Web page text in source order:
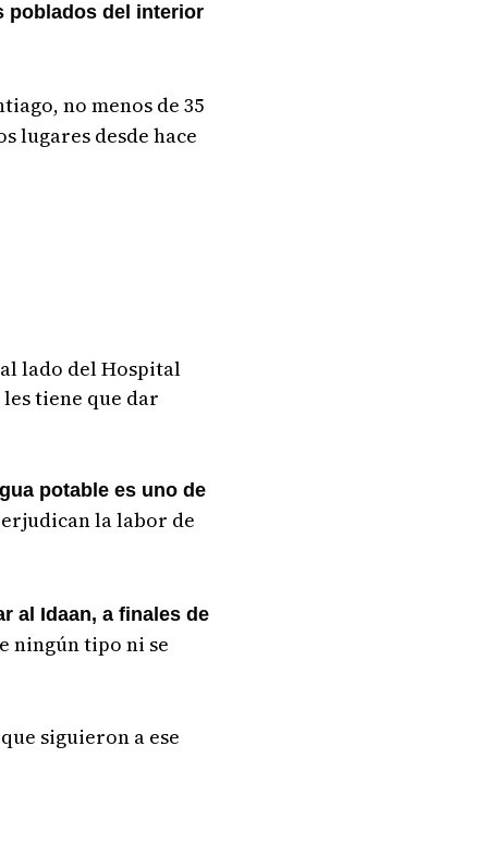
poblados del interior
no menos de 35
lugares desde hace
lado del Hospital
tiene que dar
potable es uno de
la labor de
al Idaan, a finales de
ningún tipo ni se
siguieron a ese